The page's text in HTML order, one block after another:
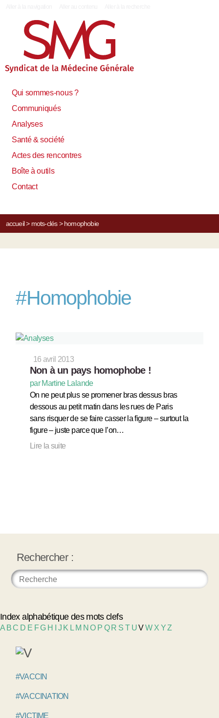
Qui sommes-nous ?
Communiqués
Analyses
Santé & société
Actes des rencontres
Boîte à outils
Contact
accueil> mots-clés> homophobie
#Homophobie
16 avril 2013
Non à un pays homophobe !
par Martine Lalande
On ne peut plus se promener bras dessus bras
dessous au petit matin dans les rues de Paris
sans risquer de se faire casser la figure – surtout la
figure – juste parce que l’on…
Lire la suite
Rechercher :
Index alphabétique des mots clefs
A BC D E FG H J K L M NO P Q R S T UVW X YZ
#VACCIN
#VACCINATION
#VICTIME